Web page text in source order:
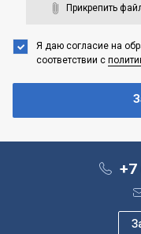
Прикрепить
Я даю согласие на
соответствии с
+7